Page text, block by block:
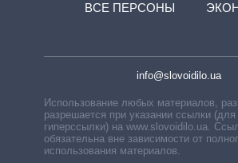
ВСЕ ПЕРСОНЫ
info@slovoidilo.ua
Использование любых материалов,
разрешается при указании ссылки (для
гиперссылки) на www.slovoidilo.ua.
обязательна вне зависимости от
использования материалов.